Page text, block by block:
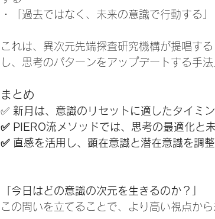
・「過去ではなく、未来の意識で行動する
これは、異次元先端探査研究機構が提唱す
し、思考のパターンをアップデートする手法
まとめ
✅ 新月は、意識のリセットに適したタイミ
✅ PIERO流メソッドでは、思考の最適化と
✅ 直感を活用し、顕在意識と潜在意識を調
「今日はどの意識の次元を生きるのか？」
この問いを立てることで、より高い視点か